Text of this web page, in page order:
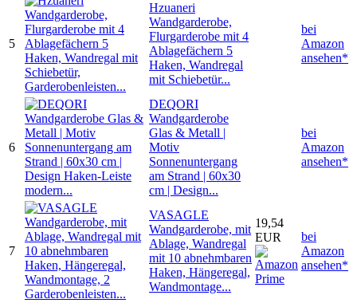
5
Hzuaneri
Wandgarderobe,
Flurgarderobe mit 4
Ablagefächern 5
Haken, Wandregal
mit Schiebetür...
bei
Amazon
ansehen*
6
DEQORI
Wandgarderobe
Glas & Metall |
Motiv
Sonnenuntergang
am Strand | 60x30
cm | Design...
bei
Amazon
ansehen*
7
VASAGLE
Wandgarderobe, mit
Ablage, Wandregal
mit 10 abnehmbaren
Haken, Hängeregal,
Wandmontage...
19,54
EUR
bei
Amazon
ansehen*